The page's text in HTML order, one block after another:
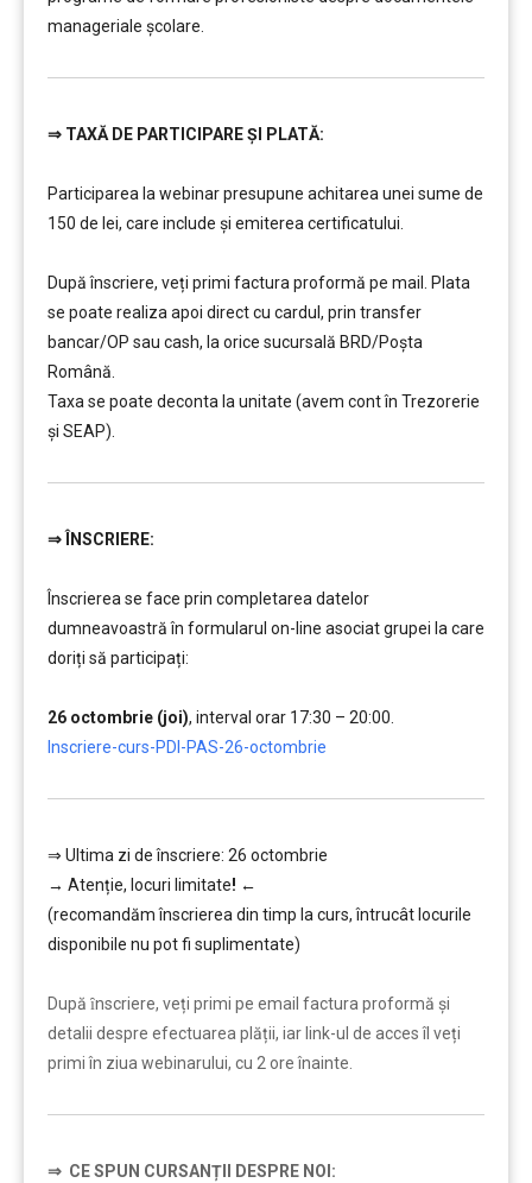
manageriale şcolare.
⇒ TAXĂ DE PARTICIPARE ȘI PLATĂ:
Participarea la webinar presupune achitarea unei sume de
150 de lei, care include şi emiterea certificatului.
După înscriere, veți primi factura proformă pe mail. Plata
se poate realiza apoi direct cu cardul, prin transfer
bancar/OP sau cash, la orice sucursală BRD/Poșta
Română.
Taxa se poate deconta la unitate (avem cont în Trezorerie
și SEAP).
⇒ ÎNSCRIERE:
Înscrierea se face prin completarea datelor
dumneavoastră în formularul on-line asociat grupei la care
doriți să participați:
26 octombrie (joi), interval orar 17:30 – 20:00.
Inscriere-curs-PDI-PAS-26-octombrie
⇒ Ultima zi de înscriere: 26 octombrie
→ Atenție, locuri limitate! ←
(recomandăm înscrierea din timp la curs, întrucât locurile
disponibile nu pot fi suplimentate)
După ȋnscriere, veți primi pe email factura proformă și
detalii despre efectuarea plății, iar link-ul de acces îl veți
primi în ziua webinarului, cu 2 ore înainte.
⇒ CE SPUN CURSANȚII DESPRE NOI: